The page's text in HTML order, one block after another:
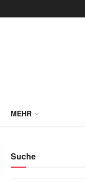
MEHR
Suche